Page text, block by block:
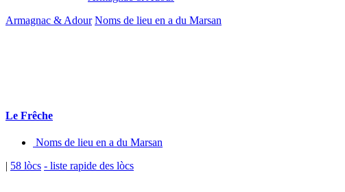
Armagnac & Adour Noms de lieu en a du Marsan
Le Frêche
Noms de lieu en a du Marsan
| 58 lòcs - liste rapide des lòcs